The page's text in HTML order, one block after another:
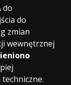
do
do
zmian
wewnętrznej